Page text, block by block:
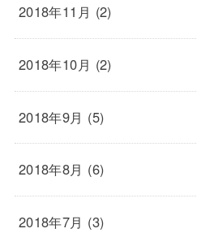
2018年11月 (2)
2018年10月 (2)
2018年9月 (5)
2018年8月 (6)
2018年7月 (3)